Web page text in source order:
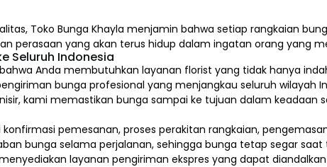
Toko Bunga Khayla menjamin bahwa setiap rangkaian
perasaan yang akan terus hidup dalam ingatan orang yang
Seluruh Indonesia
Anda membutuhkan layanan florist yang tidak hanya
bunga profesional yang menjangkau seluruh wilayah
kami memastikan bunga sampai ke tujuan dalam keadaan
pemesanan, proses perakitan rangkaian,
bunga selama perjalanan, sehingga bunga tetap segar
layanan pengiriman ekspres yang dapat